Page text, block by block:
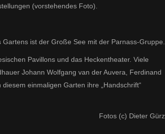
(vorstehendes Foto).
Gartens ist der Große See mit der Parnass-Gruppe.
Pavillons und das Heckentheater. Viele
Johann Wolfgang van der Auvera, Ferdinand
einmaligen Garten ihre „Handschrift“
Fotos (c) Dieter Gürz